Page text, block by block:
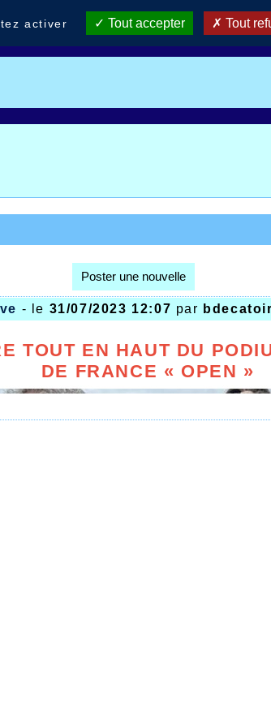
Poster une nouvelle
- le 31/07/2023 12:07 par
TOUT EN HAUT DU
DE FRANCE « OPEN »
activer Tout accepter Tout